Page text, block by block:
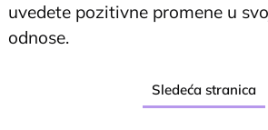
uvedete pozitivne promene u
odnose.
Sledeća stranica